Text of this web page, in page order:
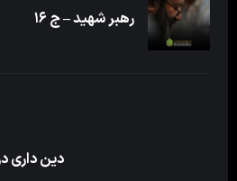
رهبر شهید – ج ۱۶
دین داری